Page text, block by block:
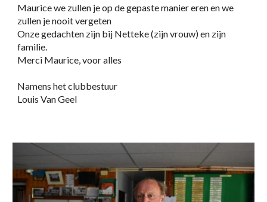
Maurice we zullen je op de gepaste manier eren en we
zullen je nooit vergeten
Onze gedachten zijn bij Netteke (zijn vrouw) en zijn
familie.
Merci Maurice, voor alles
Namens het clubbestuur
Louis Van Geel